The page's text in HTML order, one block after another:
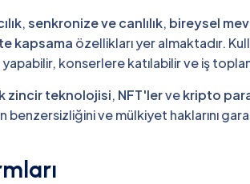
,senkronize ve canlılık, bireysel
kapsama özellikları yer almaktadır.
konserlere katılabilir ve iş
zincir teknolojisi, NFT'lervekripto
ve mülkiyet haklarını